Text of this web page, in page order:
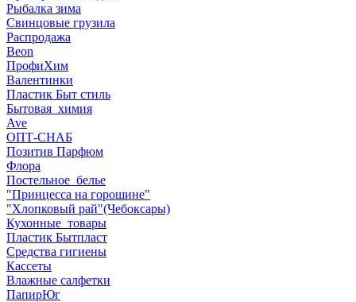
Рыбалка зима
Свинцовые грузила
Распродажа
Beon
ПрофиХим
Валентинки
Пластик Быт стиль
Бытовая_химия
Ave
ОПТ-СНАБ
Позитив Парфюм
Флора
Постельное_белье
"Принцесса на горошине"
"Хлопковый рай"(Чебоксары)
Кухонные_товары
Пластик Бытпласт
Средства гигиены
Кассеты
Влажные салфетки
ПапирЮг